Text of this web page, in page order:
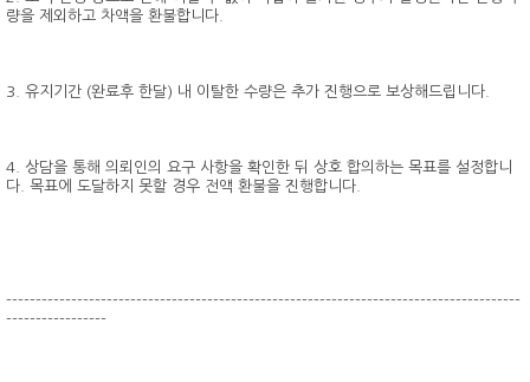
량을 제외하고 차액을 환불합니다.
3. 유지기간 (완료후 한달) 내 이탈한 수량은 추가 진행으로 보상해드립니다.
4. 상담을 통해 의뢰인의 요구 사항을 확인한 뒤 상호 합의하는 목표를 설정합니
다. 목표에 도달하지 못할 경우 전액 환불을 진행합니다.
---------------------------------------------------------------------------------------
-----------------